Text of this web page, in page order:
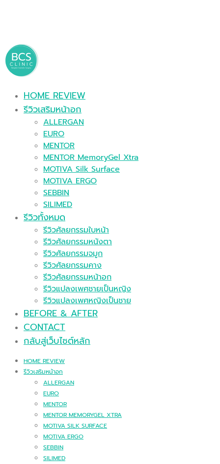
HOME REVIEW
รีวิวเสริมหน้าอก
ALLERGAN
EURO
MENTOR
MENTOR MemoryGel Xtra
MOTIVA Silk Surface
MOTIVA ERGO
SEBBIN
SILIMED
รีวิวทั้งหมด
รีวิวศัลยกรรมใบหน้า
รีวิวศัลยกรรมหนังตา
รีวิวศัลยกรรมจมูก
รีวิวศัลยกรรมคาง
รีวิวศัลยกรรมหน้าอก
รีวิวแปลงเพศชายเป็นหญิง
รีวิวแปลงเพศหญิงเป็นชาย
BEFORE & AFTER
CONTACT
กลับสู่เว็บไซต์หลัก
HOME REVIEW
รีวิวเสริมหน้าอก
ALLERGAN
EURO
MENTOR
MENTOR MEMORYGEL XTRA
MOTIVA SILK SURFACE
MOTIVA ERGO
SEBBIN
SILIMED